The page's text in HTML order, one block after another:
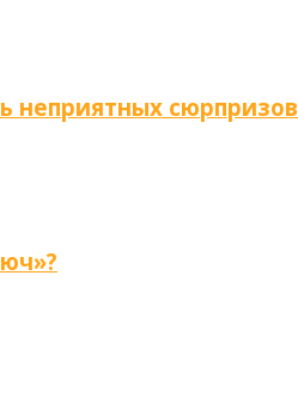
неприятных сюрпризов